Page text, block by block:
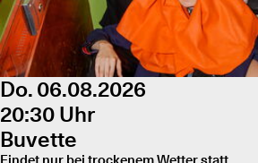
Do. 06.08.2026
20:30 Uhr
Buvette